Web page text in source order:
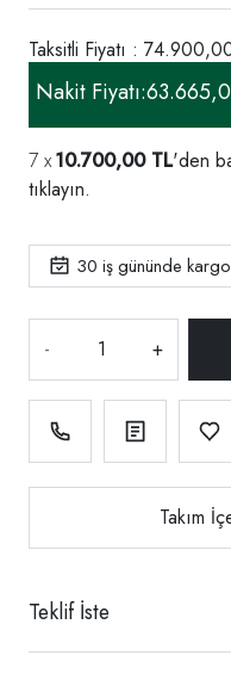
Taksitli Fiyatı :
Nakit Fiyatı:
10.700,00 TL'den
tıklayın.
30 iş gününde
- +
Takım
Teklif İste